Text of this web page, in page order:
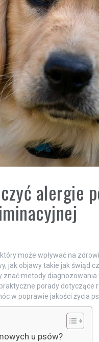
alergie
może wpływać na
jak objawy takie jak
znać metody
porady
w poprawie jakości życia
u psów?